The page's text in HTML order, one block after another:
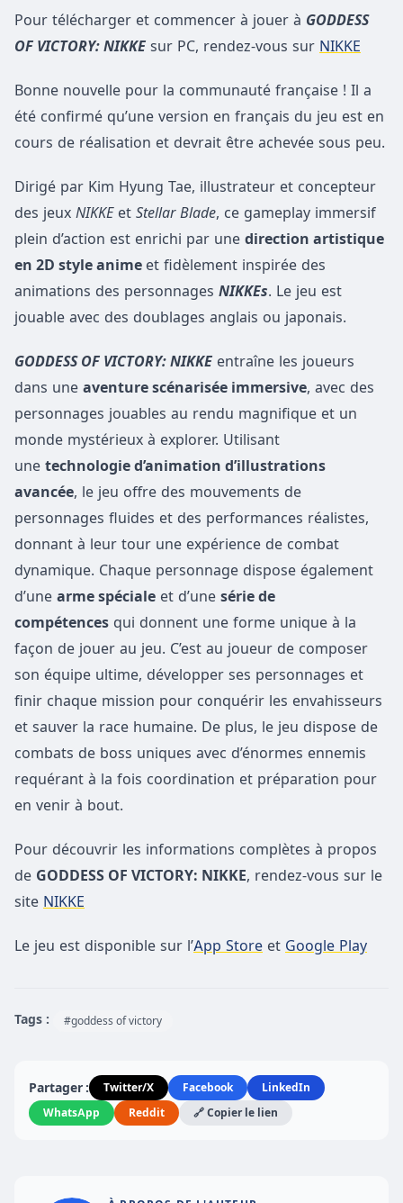
Pour télécharger et commencer à jouer à GODDESS
OF VICTORY: NIKKE sur PC, rendez-vous sur NIKKE
Bonne nouvelle pour la communauté française ! Il a
été confirmé qu’une version en français du jeu est en
cours de réalisation et devrait être achevée sous peu.
Dirigé par Kim Hyung Tae, illustrateur et concepteur
des jeux NIKKEet Stellar Blade, ce gameplay immersif
plein d’action est enrichi par une direction artistique
en 2D style anime et fidèlement inspirée des
animations des personnages NIKKEs. Le jeu est
jouable avec des doublages anglais ou japonais.
GODDESS OF VICTORY: NIKKE entraîne les joueurs
dans une aventure scénarisée immersive, avec des
personnages jouables au rendu magnifique et un
monde mystérieux à explorer. Utilisant
une technologie d’animation d’illustrations
avancée, le jeu offre des mouvements de
personnages fluides et des performances réalistes,
donnant à leur tour une expérience de combat
dynamique. Chaque personnage dispose également
d’une arme spéciale et d’une série de
compétences qui donnent une forme unique à la
façon de jouer au jeu. C’est au joueur de composer
son équipe ultime, développer ses personnages et
finir chaque mission pour conquérir les envahisseurs
et sauver la race humaine. De plus, le jeu dispose de
combats de boss uniques avec d’énormes ennemis
requérant à la fois coordination et préparation pour
en venir à bout.
Pour découvrir les informations complètes à propos
de GODDESS OF VICTORY: NIKKE, rendez-vous sur le
site NIKKE
Le jeu est disponible sur l’App Store et Google Play
Tags : #goddess of victory
Partager : Twitter/X Facebook
LinkedIn
WhatsApp
Reddit 🔗 Copier le lien